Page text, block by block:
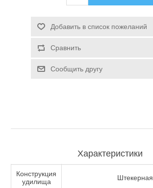
Одежда/Обувь
Добавить в список пожеланий
Сравнить
Сообщить другу
Характеристики
Конструкция
удилища
Штекерная